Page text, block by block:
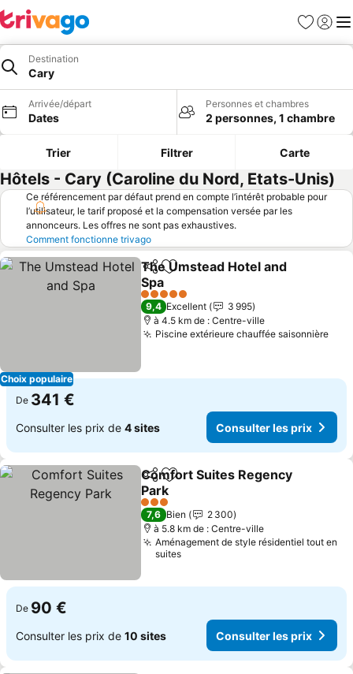
Favoris
Se
Destination
Cary
Arrivée/départ
Dates
Personnes et chambres
2 personnes, 1 chambre
Trier Filtrer Carte
Hôtels - Cary (Caroline du Nord, Etats-Unis)
Ce référencement par défaut prend en compte l’intérêt probable pour
l’utilisateur, le tarif proposé et la compensation versée par les
annonceurs. Les offres ne sont pas exhaustives.
Comment fonctionne trivago
Choix populaire
PartagerAjouter à mes favoris
The Umstead Hotel and
Spa
Consulter les prix
5 Étoiles
9,4 Excellent
3 995
à 4.5 km de : Centre-ville
Piscine extérieure chauffée saisonnière
De 341 €
Consulter les prix de 4 sites Consulter les prix
PartagerAjouter à mes favoris
Comfort Suites Regency
Park
Consulter les prix
3 Étoiles
7,6 Bien
2 300
à 5.8 km de : Centre-ville
Aménagement de style résidentiel tout en
suites
De 90 €
Consulter les prix de 10 sites Consulter les prix